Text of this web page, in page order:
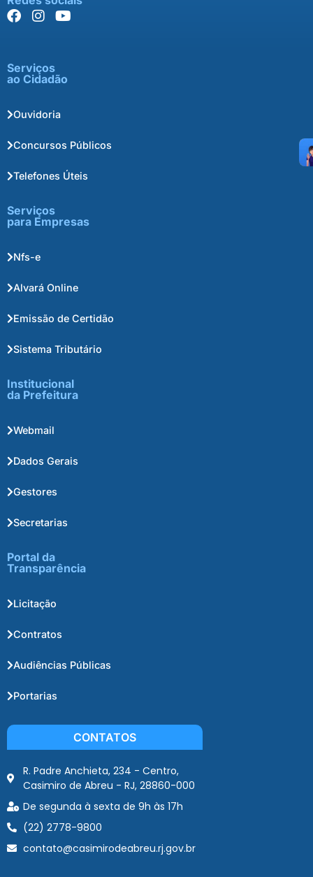
Serviços
ao Cidadão
Ouvidoria
Concursos Públicos
Telefones Úteis
Serviços
para Empresas
Nfs-e
Alvará Online
Emissão de Certidão
Sistema Tributário
Institucional
da Prefeitura
Webmail
Dados Gerais
Gestores
Secretarias
Portal da
Transparência
Licitação
Contratos
Audiências Públicas
Portarias
CONTATOS
R. Padre Anchieta, 234 - Centro,
Casimiro de Abreu - RJ, 28860-000
De segunda à sexta de 9h às 17h
(22) 2778-9800
contato@casimirodeabreu.rj.gov.br